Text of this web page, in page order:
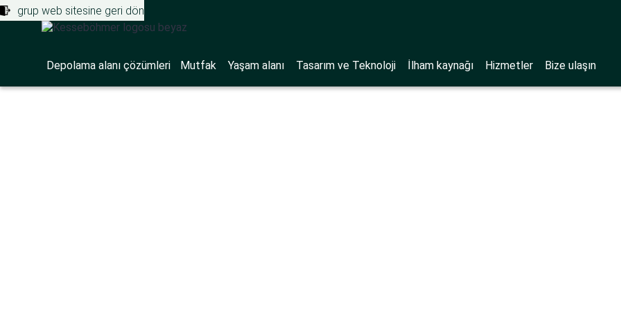
grup web sitesine geri dön
Depolama alanı çözümleri Mutfak Yaşam alanı Tasarım ve Teknoloji İlham kaynağı Hizmetler Bize ulaşın